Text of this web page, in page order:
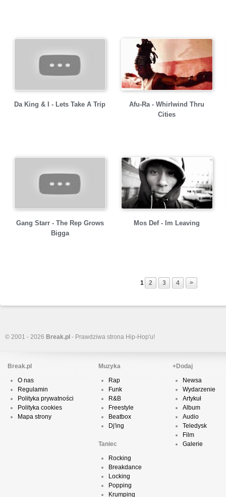
Da King & I - Lets Take A Trip
Afu-Ra - Whirlwind Thru
Cities
Gang Starr - The Rep Grows
Bigga
Mos Def - Im Leaving
1 2 3 4 >
© 2001 - 2026 Break.pl - Prawdziwa strona Hip-Hop'u!
Break.pl
O nas
Regulamin
Polityka prywatności
Polityka cookies
Mapa strony
Muzyka
Rap
Funk
R&B
Freestyle
Beatbox
Dj'ing
Taniec
Rocking
Breakdance
Locking
Popping
Krumping
+Dodaj
Newsa
Wydarzenie
Artykuł
Album
Audio
Teledysk
Film
Galerie